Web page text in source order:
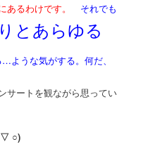
るわけです。
それでも
とあらゆる
ような気がする。何だ、
サートを観ながら思ってい
▽ ○)